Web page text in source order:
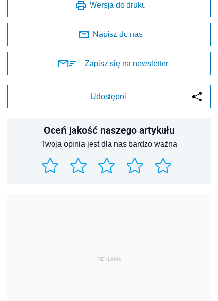
Wersja do druku
Napisz do nas
Zapisz się na newsletter
Udostępnij
Oceń jakość naszego artykułu
Twoja opinia jest dla nas bardzo ważna
REKLAMA